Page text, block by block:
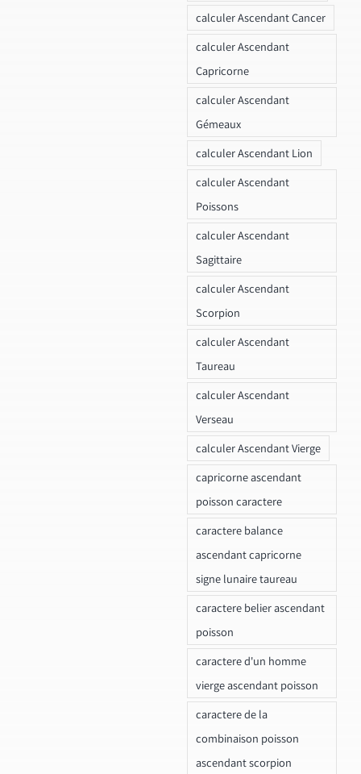
calculer Ascendant Cancer
calculer Ascendant
Capricorne
calculer Ascendant
Gémeaux
calculer Ascendant Lion
calculer Ascendant
Poissons
calculer Ascendant
Sagittaire
calculer Ascendant
Scorpion
calculer Ascendant
Taureau
calculer Ascendant
Verseau
calculer Ascendant Vierge
capricorne ascendant
poisson caractere
caractere balance
ascendant capricorne
signe lunaire taureau
caractere belier ascendant
poisson
caractere d'un homme
vierge ascendant poisson
caractere de la
combinaison poisson
ascendant scorpion